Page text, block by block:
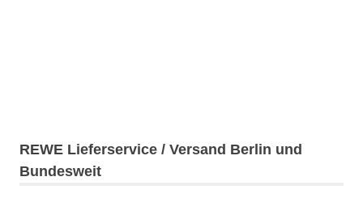
REWE Lieferservice / Versand Berlin und
Bundesweit